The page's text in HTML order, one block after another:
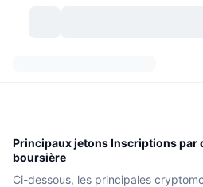
Vue globale du marché
Principaux jetons Inscriptions par
boursière
Ci-dessous, les principales